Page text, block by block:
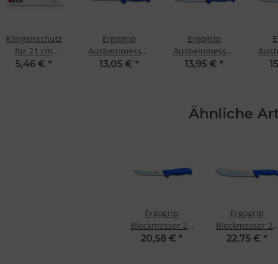
Klingenschutz
für 21 cm
Klingen von Dick
5,46 € *
Ergogrip
Ausbeinmesser
15 cm F. Dick
13,05 € *
Ergogrip
Ausbeinmesser
15 cm von F.
13,95 € *
Ähnliche
Ergogrip
Blockmesser 21
cm F. Dick
20,58 € *
Ergogrip
Blockmesser 21
cm F. Dick
22,75 € *